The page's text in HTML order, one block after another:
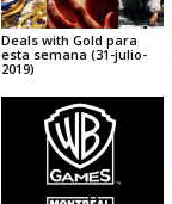
Deals with Gold para
esta semana (31-julio-
2019)